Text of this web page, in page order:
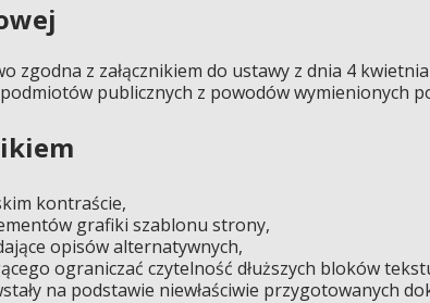
zgodna z załącznikiem do ustawy z dnia 4
publicznych z powodów wymienionych
kontraście,
grafiki szablonu strony,
opisów alternatywnych,
ograniczać czytelność dłuższych bloków
na podstawie niewłaściwie przygotowanych